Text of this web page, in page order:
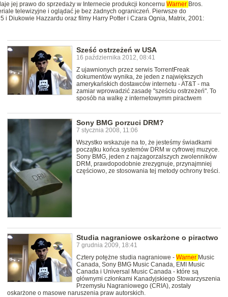
jej prawo do sprzedaży w Internecie produkcji koncernu Warner Bros.
telewizyjne i oglądać je bez żadnych ograniczeń. Pierwsze do
i Diukowie Hazzardu oraz filmy Harry Potter i Czara Ognia, Matrix, 2001:
Sześć ostrzeżeń w USA
16 października 2012, 08:41
Z ujawnionych przez serwis TorrentFreak
dokumentów wynika, że jeden z największych
amerykańskich dostawców internetu - AT&T - ma
zamiar wprowadzić zasadę "sześciu ostrzeżeń". To
sposób na walkę z internetowymm piractwem
Sony BMG porzuci DRM?
7 stycznia 2008, 11:06
Wszystko wskazuje na to, że jesteśmy świadkami
początku końca systemów DRM w cyfrowej muzyce.
Sony BMG, jeden z najzagorzalszych zwolenników
DRM, prawdopodobnie zrezygnuje, przynajmniej
częściowo, ze stosowania tej metody ochrony treści.
Studia nagraniowe oskarżone o piractwo
7 grudnia 2009, 18:41
Cztery potężne studia nagraniowe - Warner Music
Canada, Sony BMG Music Canada, EMI Music
Canada i Universal Music Canada - które są
głównymi członkami Kanadyjskiego Stowarzyszenia
Przemysłu Nagraniowego (CRIA), zostały
oskarżone o masowe naruszenia praw autorskich.